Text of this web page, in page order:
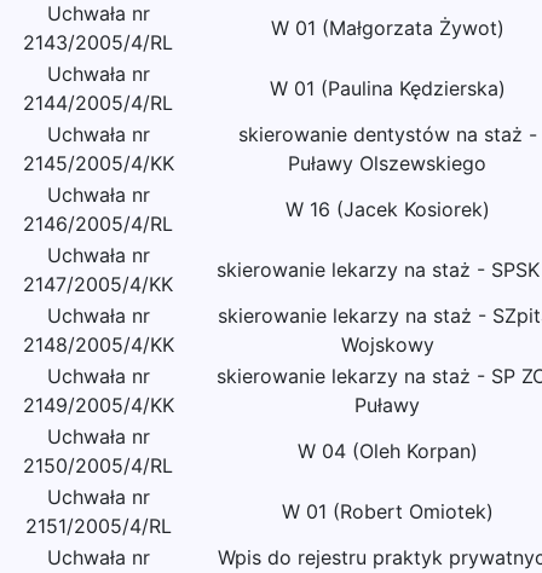
Uchwała nr
2143/2005/4/RL
W 01 (Małgorzata Żywot)
Uchwała nr
2144/2005/4/RL
W 01 (Paulina Kędzierska)
Uchwała nr
2145/2005/4/KK
skierowanie dentystów na staż -
Puławy Olszewskiego
Uchwała nr
2146/2005/4/RL
W 16 (Jacek Kosiorek)
Uchwała nr
2147/2005/4/KK
skierowanie lekarzy na staż -
Uchwała nr
2148/2005/4/KK
skierowanie lekarzy na staż -
Wojskowy
Uchwała nr
2149/2005/4/KK
skierowanie lekarzy na staż - SP
Puławy
Uchwała nr
2150/2005/4/RL
W 04 (Oleh Korpan)
Uchwała nr
2151/2005/4/RL
W 01 (Robert Omiotek)
Uchwała nr
Wpis do rejestru praktyk